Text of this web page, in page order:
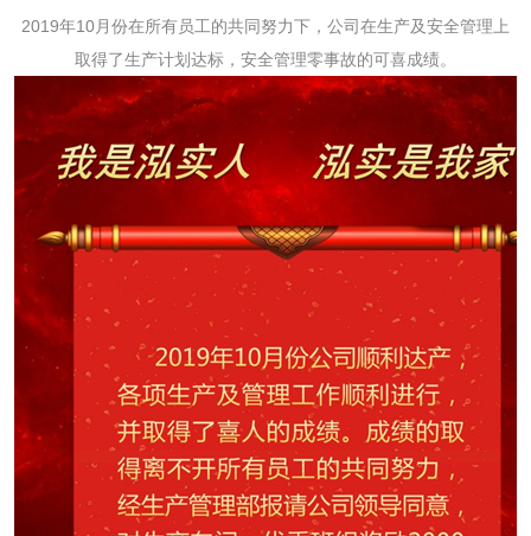
2019年10月份在所有员工的共同努力下，公司在生产及安全管理上
取得了生产计划达标，安全管理零事故的可喜成绩。